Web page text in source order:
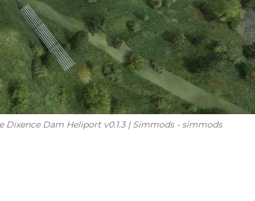
Dixence Dam Heliport v0.1.3 | Simmods - simmods